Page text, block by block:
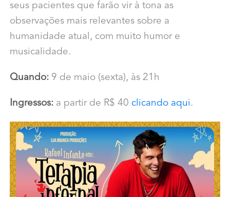
seus pacientes que farão vir à tona as
observações mais relevantes sobre a
humanidade atual, com muito humor e
musicalidade.
Quando:9 de maio (sexta), às 21h
Ingressos:a partir de R$ 40 clicando aqui .